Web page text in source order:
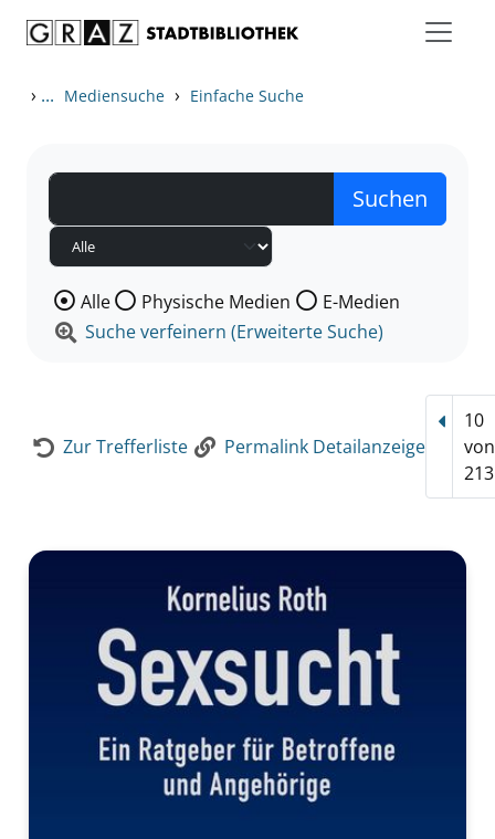
› ... Mediensuche › Einfache Suche
Wählen Sie die Medienart nach der Sie suchen wollen.
Alle Physische Medien
E-Medien
Suche verfeinern (Erweiterte Suche)
Zur Trefferliste Permalink Detailanzeige
10
von
213